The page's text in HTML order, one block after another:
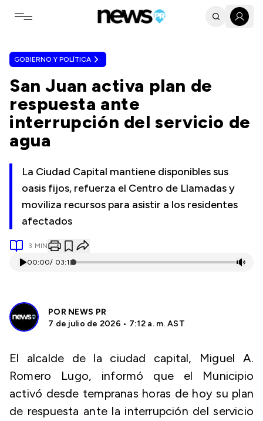
Toggle navigation menu
GOBIERNO Y POLÍTICA
San Juan activa plan de
respuesta ante
interrupción del servicio de
agua
La Ciudad Capital mantiene disponibles sus
oasis fijos, refuerza el Centro de Llamadas y
moviliza recursos para asistir a los residentes
afectados
3 MIN
00:00/ 03:13
POR NEWS PR
7 de julio de 2026 • 7:12 a. m. AST
El alcalde de la ciudad capital, Miguel A.
Romero Lugo, informó que el Municipio
activó desde tempranas horas de hoy su plan
de respuesta ante la interrupción del servicio